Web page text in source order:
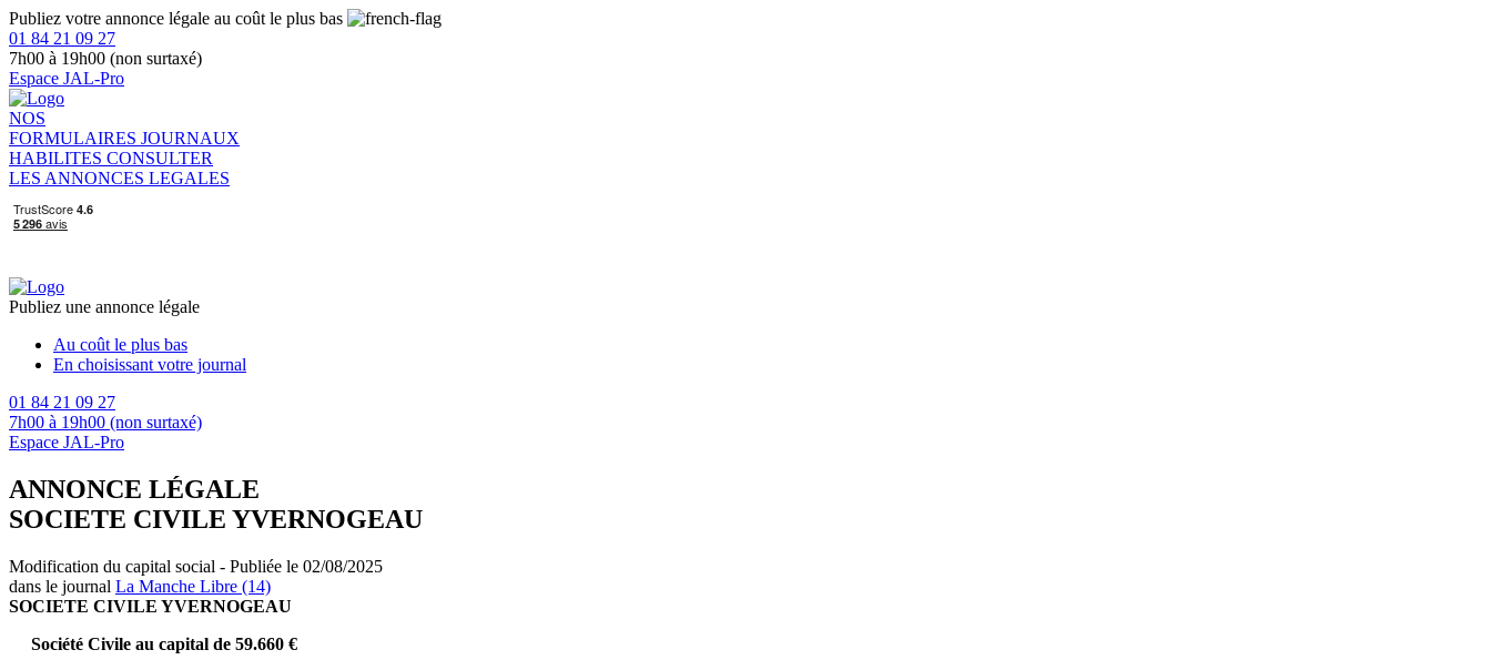
Publiez votre annonce légale au coût le plus bas
01 84 21 09 27
7h00 à 19h00 (non surtaxé)
Espace JAL-Pro
NOS
FORMULAIRES JOURNAUX
HABILITES CONSULTER
LES ANNONCES LEGALES
Publiez une annonce légale
Au coût le plus bas
En choisissant votre journal
01 84 21 09 27
7h00 à 19h00 (non surtaxé)
Espace JAL-Pro
ANNONCE LÉGALE
SOCIETE CIVILE YVERNOGEAU
Modification du capital social - Publiée le 02/08/2025
dans le journal La Manche Libre (14)
SOCIETE CIVILE YVERNOGEAU
Société Civile au capital de 59.660 €